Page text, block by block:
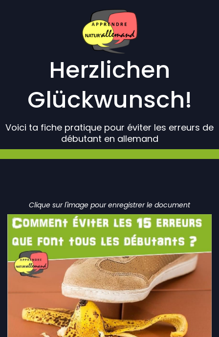
Herzlichen
Glückwunsch!
Voici ta fiche pratique pour éviter les erreurs de
débutant en allemand
Clique sur l'image pour enregistrer le document